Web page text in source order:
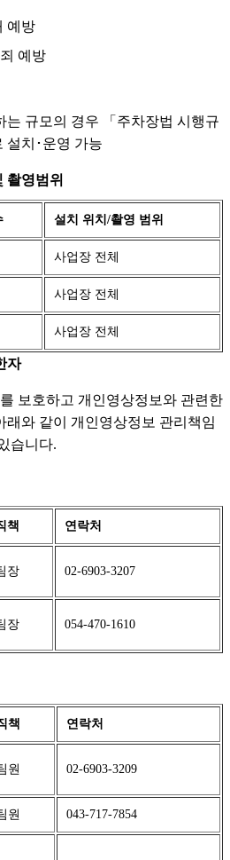
예방
예방
규모의 경우 「주차장법 시행규
설치･운영 가능
촬영범위
설치 위치/촬영 범위
사업장 전체
사업장 전체
사업장 전체
자
보호하고 개인영상정보와 관련한
래와 같이 개인영상정보 관리책임
습니다.
책 연락처
장 02-6903-3207
장 054-470-1610
책 연락처
원 02-6903-3209
원 043-717-7854